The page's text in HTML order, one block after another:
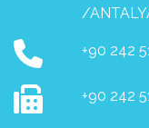
/
+90 242
+90 242